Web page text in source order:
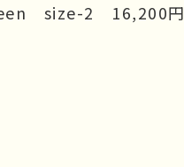
size-2 16,200円